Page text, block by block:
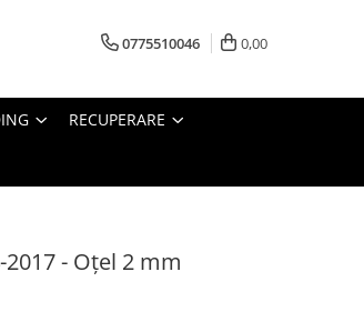
0775510046 0,00
RECUPERARE
- Oțel 2 mm